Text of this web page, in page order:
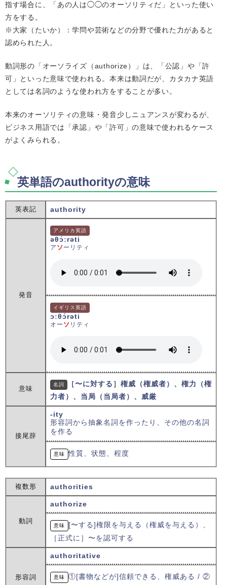
指す場合に、「あの人は◯◯のオーソリティだ」といった使い
方をする。
※大家（たいか）：学問や芸術などの分野で優れた力があると
認められた人。
動詞形の「オーソライズ（authorize）」は、「公認」や「許
可」といった意味で使われる。本来は動詞だが、カタカナ英語
としては名詞のような使われ方をすることが多い。
本来のオーソリティの意味・発音少しニュアンスが変わるが、
ビジネス用語では「承認」や「許可」の意味で使われるケース
がよくみられる。
英単語のauthorityの意味
英表記 authority
発音
アメリカ英語
əθɔ́ːrəti
ア ソ ーリティ
イギリス英語
ɔːθɔ́rəti
オー ソ リティ
意味
名詞
［〜に対する］権威（権威者）、権力（権
力者）、当局（当局者）、威厳
接尾辞
-ity
形容詞から抽象名詞を作ったり、その他の名詞
を作る
意味 性質、状態、程度
複数形 authorities
動詞
authorize
意味
[〜する]権限を与える（権威を与える）、
［正式に］〜を認可する
形容詞
authoritative
意味
①[書物などが]信頼できる、権威ある / ②